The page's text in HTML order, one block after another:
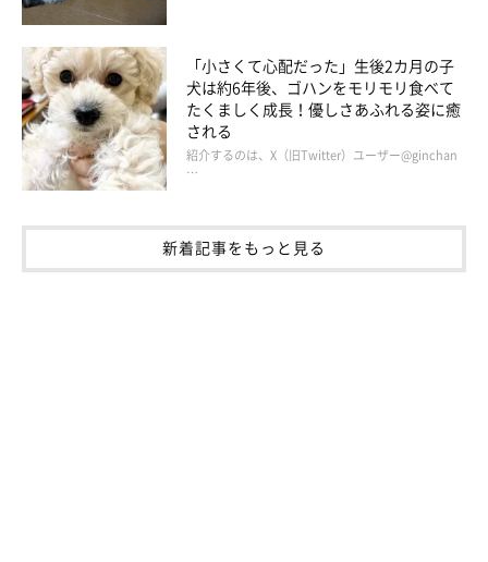
「小さくて心配だった」生後2カ月の子
犬は約6年後、ゴハンをモリモリ食べて
たくましく成長！優しさあふれる姿に癒
される
紹介するのは、X（旧Twitter）ユーザー@ginchan
…
新着記事をもっと見る